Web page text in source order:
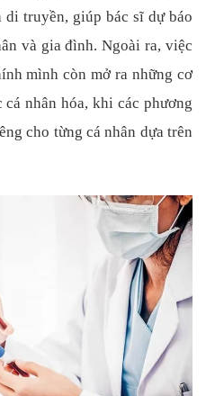
di truyền, giúp bác sĩ dự báo
và gia đình. Ngoài ra, việc
mình còn mở ra những cơ
nhân hóa, khi các phương
cho từng cá nhân dựa trên